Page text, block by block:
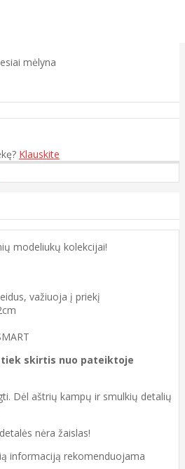
mėlyna
Klauskite
modeliukų kolekcijai!
važiuoja į priekį
tiek skirtis nuo pateiktoje
Dėl aštrių kampų ir smulkių detalių
nėra žaislas!
informaciją rekomenduojama